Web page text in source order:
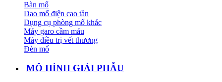
Bàn mổ
Dao mổ điện cao tần
Dụng cụ phòng mổ khác
Máy garo cầm máu
Máy điều trị vết thương
Đèn mổ
MÔ HÌNH GIẢI PHẪU